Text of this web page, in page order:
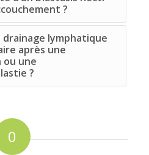
?
drainage lymphatique
après une
ou une
?
0